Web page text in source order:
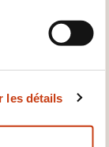
les détails